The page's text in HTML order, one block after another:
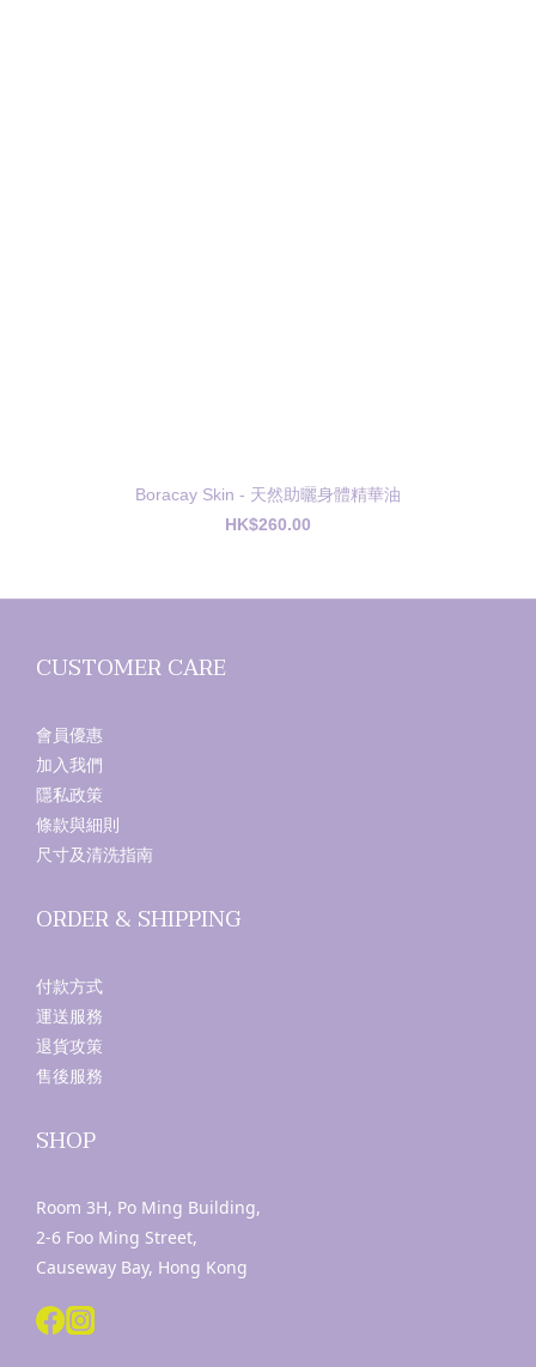
Boracay Skin - 天然助曬身體精華油
HK$260.00
CUSTOMER CARE
會員優惠
加入我們
隱私政策
條款與細則
尺寸及清洗指南
ORDER & SHIPPING
付款方式
運送服務
退貨攻策
售後服務
SHOP
Room 3H, Po Ming Building,
2-6 Foo Ming Street,
Causeway Bay, Hong Kong